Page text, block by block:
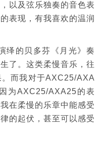
以及弦乐独奏的音色表
表现，有我喜欢的温润
绎的贝多芬《月光》奏
了。这类柔慢音乐，往
而我对于AXC25/AXA
为AXC25/AXA25的表
在柔慢的乐章中能感受
的起伏，甚至可以感受